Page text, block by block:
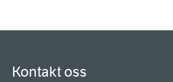
Kontakt oss